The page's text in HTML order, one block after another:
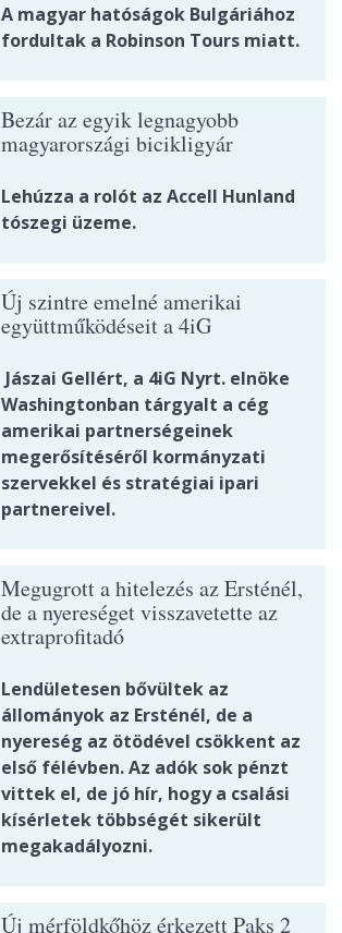
A magyar hatóságok Bulgáriához
fordultak a Robinson Tours miatt.
Bezár az egyik legnagyobb
magyarországi bicikligyár
Lehúzza a rolót az Accell Hunland
tószegi üzeme.
Új szintre emelné amerikai
együttműködéseit a 4iG
Jászai Gellért, a 4iG Nyrt. elnöke
Washingtonban tárgyalt a cég
amerikai partnerségeinek
megerősítéséről kormányzati
szervekkel és stratégiai ipari
partnereivel.
Megugrott a hitelezés az Ersténél,
de a nyereséget visszavetette az
extraprofitadó
Lendületesen bővültek az
állományok az Ersténél, de a
nyereség az ötödével csökkent az
első félévben. Az adók sok pénzt
vittek el, de jó hír, hogy a csalási
kísérletek többségét sikerült
megakadályozni.
Új mérföldkőhöz érkezett Paks 2